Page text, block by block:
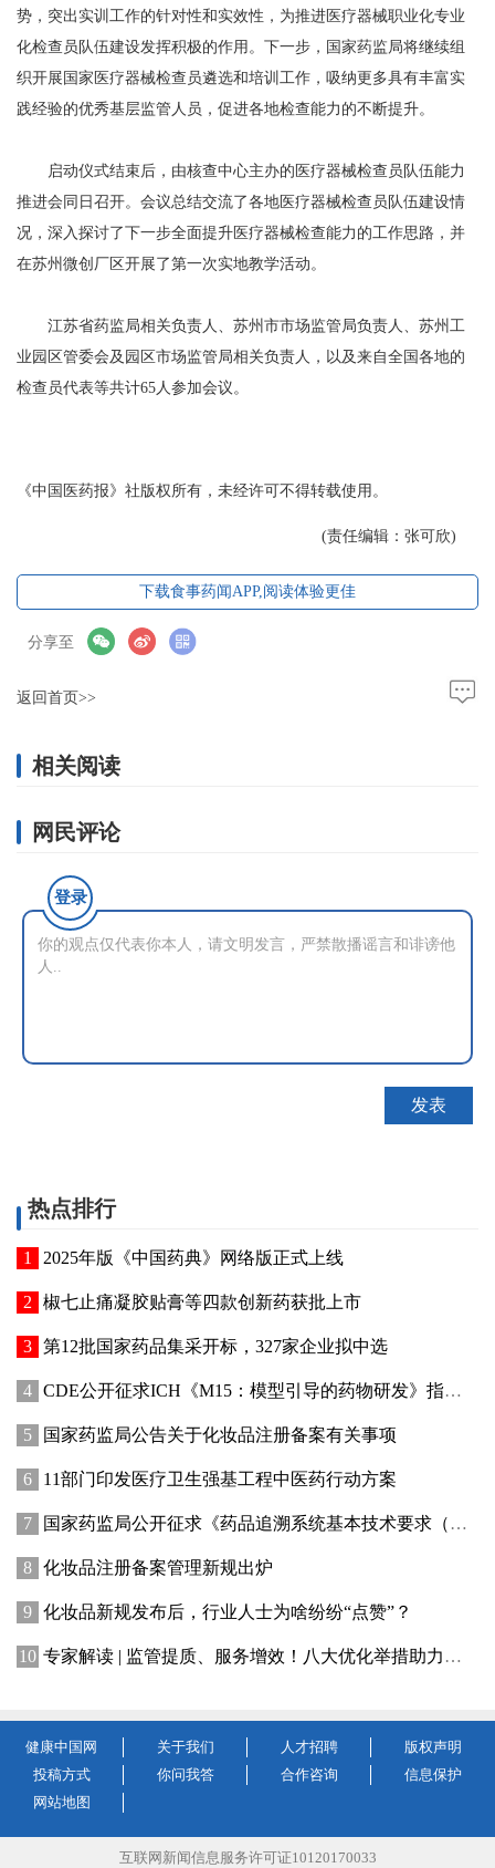
势，突出实训工作的针对性和实效性，为推进医疗器械职业化专业
化检查员队伍建设发挥积极的作用。下一步，国家药监局将继续组
织开展国家医疗器械检查员遴选和培训工作，吸纳更多具有丰富实
践经验的优秀基层监管人员，促进各地检查能力的不断提升。
启动仪式结束后，由核查中心主办的医疗器械检查员队伍能力
推进会同日召开。会议总结交流了各地医疗器械检查员队伍建设情
况，深入探讨了下一步全面提升医疗器械检查能力的工作思路，并
在苏州微创厂区开展了第一次实地教学活动。
江苏省药监局相关负责人、苏州市市场监管局负责人、苏州工
业园区管委会及园区市场监管局相关负责人，以及来自全国各地的
检查员代表等共计65人参加会议。
《中国医药报》社版权所有，未经许可不得转载使用。
(责任编辑：张可欣)
下载食事药闻APP,阅读体验更佳
分享至
返回首页>>
相关阅读
网民评论
登录
热点排行
2025年版《中国药典》网络版正式上线
椒七止痛凝胶贴膏等四款创新药获批上市
第12批国家药品集采开标，327家企业拟中选
CDE公开征求ICH《M15：模型引导的药物研发》指导原则实施建议和中文翻译稿意见
国家药监局公告关于化妆品注册备案有关事项
11部门印发医疗卫生强基工程中医药行动方案
国家药监局公开征求《药品追溯系统基本技术要求（修订征求意见稿）》意见
化妆品注册备案管理新规出炉
化妆品新规发布后，行业人士为啥纷纷“点赞”？
专家解读 | 监管提质、服务增效！八大优化举措助力提升化妆品行业创新活力
健康中国网 关于我们 人才招聘
版权声明
投稿方式
你问我答 合作咨询
信息保护
网站地图
互联网新闻信息服务许可证10120170033